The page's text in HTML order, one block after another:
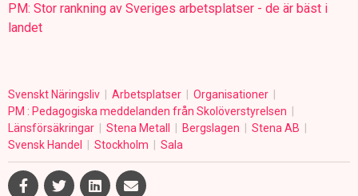
PM: Stor rankning av Sveriges arbetsplatser - de är bäst i
landet
Svenskt Näringsliv Arbetsplatser
Organisationer
PM : Pedagogiska meddelanden från Skolöverstyrelsen
Länsförsäkringar
Stena Metall Bergslagen
Stena AB
Svensk Handel
Stockholm Sala